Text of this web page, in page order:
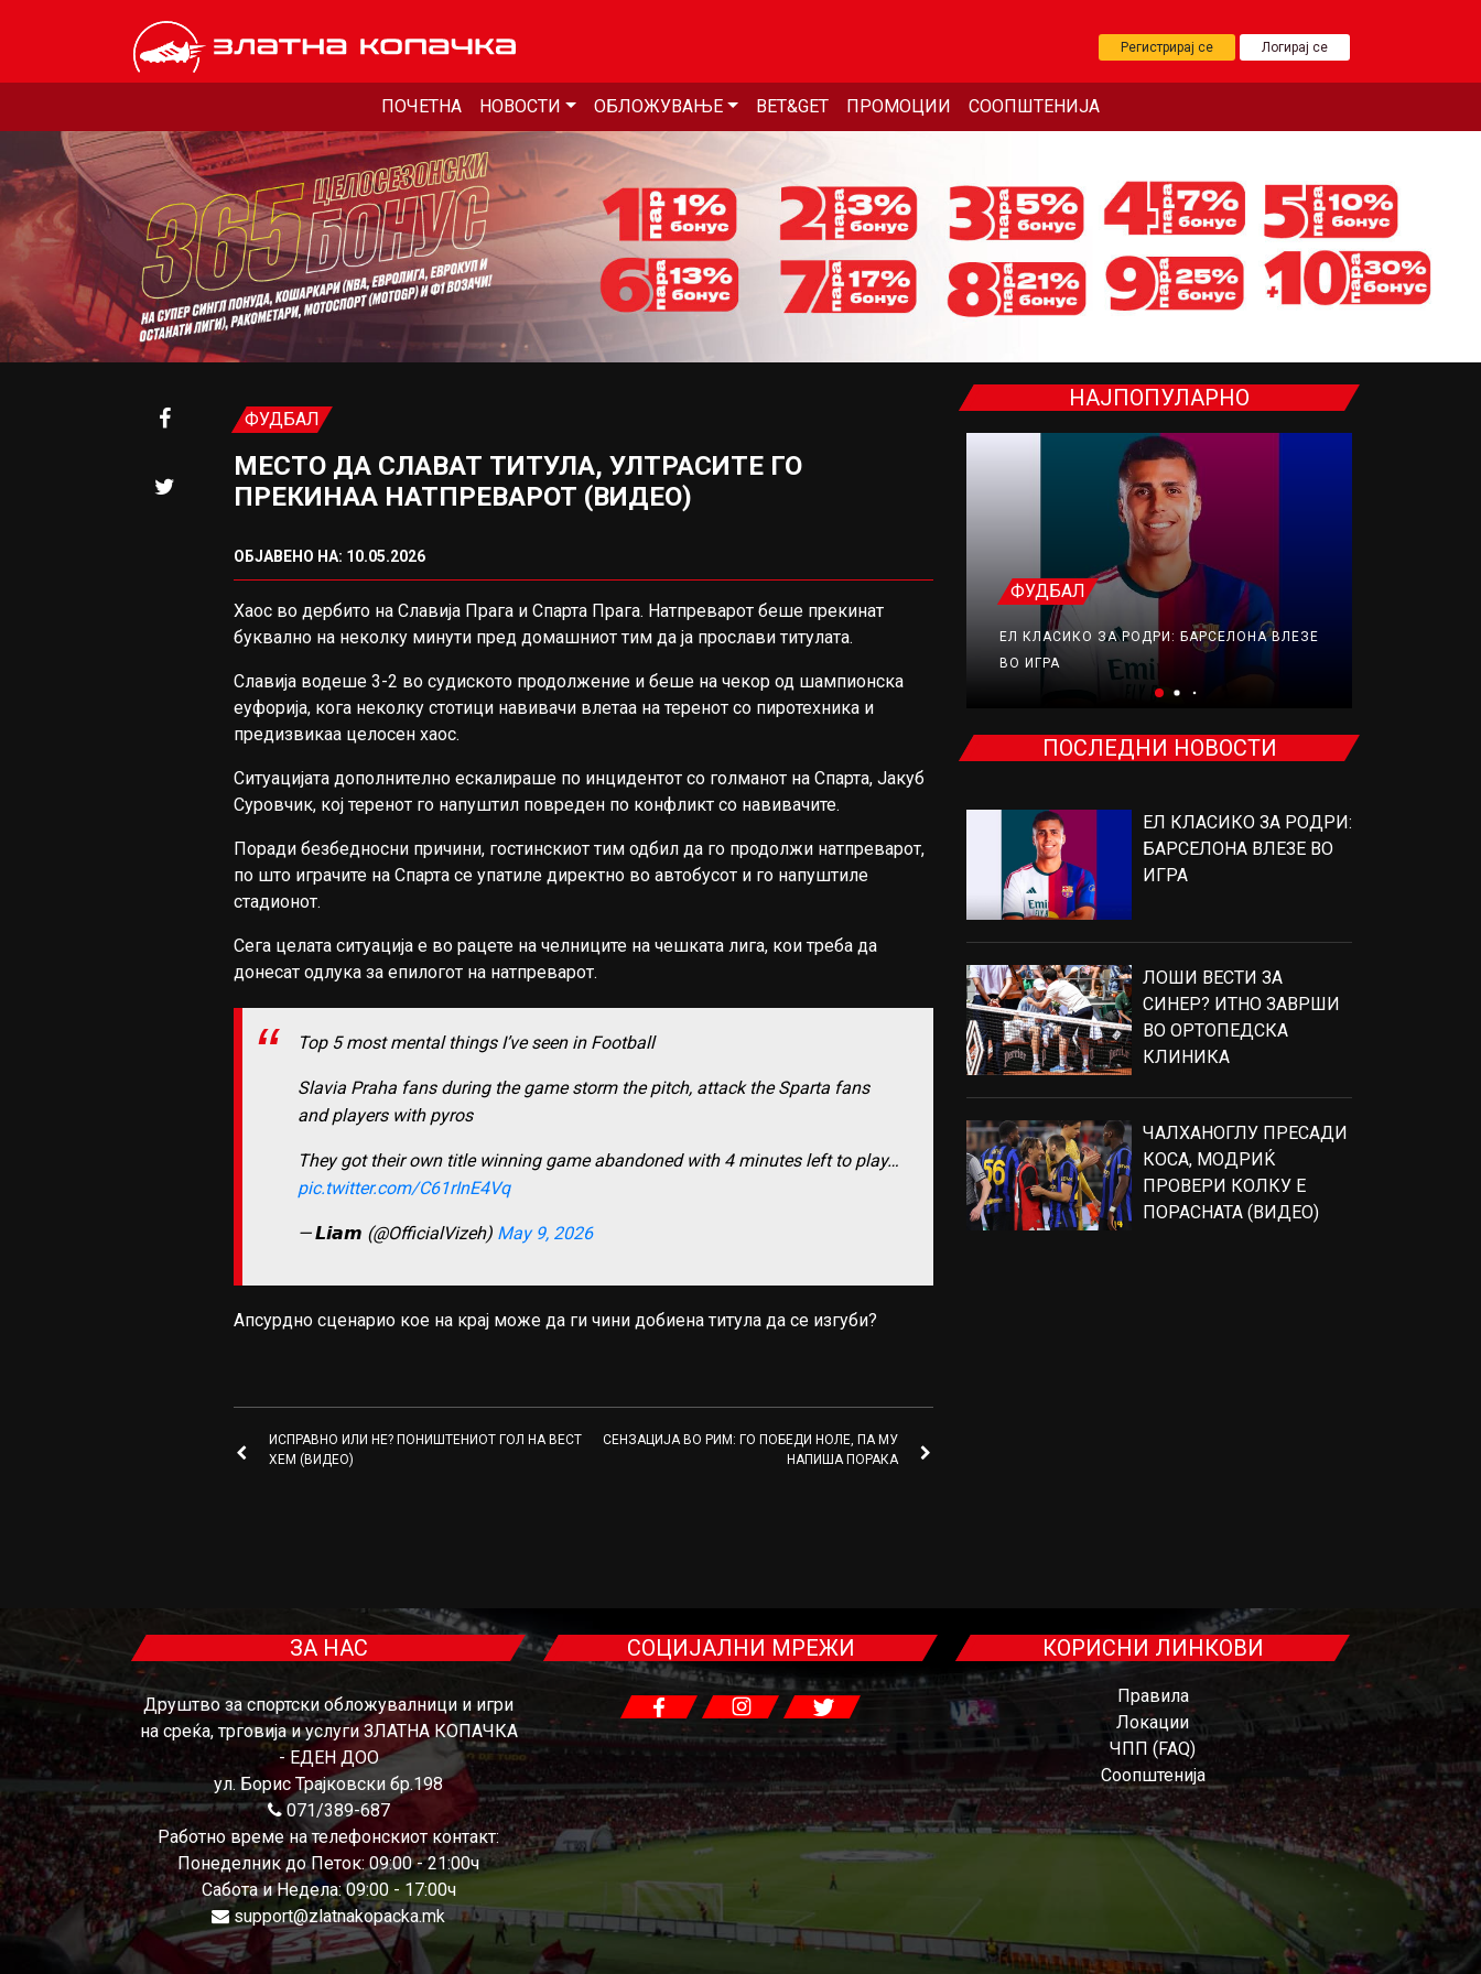
Регистрирај се Логирај се
ПОЧЕТНА НОВОСТИ ОБЛОЖУВАЊЕ BET&GET ПРОМОЦИИ СООПШТЕНИЈА
ФУДБАЛ
МЕСТО ДА СЛАВАТ ТИТУЛА, УЛТРАСИТЕ ГО
ПРЕКИНАА НАТПРЕВАРОТ (ВИДЕО)
ОБЈАВЕНО НА: 10.05.2026
Хаос во дербито на Славија Прага и Спарта Прага. Натпреварот беше прекинат
буквално на неколку минути пред домашниот тим да ја прослави титулата.
Славија водеше 3-2 во судиското продолжение и беше на чекор од шампионска
еуфорија, кога неколку стотици навивачи влетаа на теренот со пиротехника и
предизвикаа целосен хаос.
Ситуацијата дополнително ескалираше по инцидентот со голманот на Спарта, Јакуб
Суровчик, кој теренот го напуштил повреден по конфликт со навивачите.
Поради безбедносни причини, гостинскиот тим одбил да го продолжи натпреварот,
по што играчите на Спарта се упатиле директно во автобусот и го напуштиле
стадионот.
Сега целата ситуација е во рацете на челниците на чешката лига, кои треба да
донесат одлука за епилогот на натпреварот.
Top 5 most mental things I’ve seen in Football
Slavia Praha fans during the game storm the pitch, attack the Sparta fans
and players with pyros
They got their own title winning game abandoned with 4 minutes left to play…
pic.twitter.com/C61rInE4Vq
— 𝙇𝙞𝙖𝙢 (@OfficialVizeh) May 9, 2026
Апсурдно сценарио кое на крај може да ги чини добиена титула да се изгуби?
ИСПРАВНО ИЛИ НЕ? ПОНИШТЕНИОТ ГОЛ НА ВЕСТ
ХЕМ (ВИДЕО)
СЕНЗАЦИЈА ВО РИМ: ГО ПОБЕДИ НОЛЕ, ПА МУ
НАПИША ПОРАКА
НАЈПОПУЛАРНО
ЧАЛХАНОГЛУ ПРЕСАДИ КОСА, МОДРИЌ
ФУДБАЛ
ЕЛ КЛАСИКО ЗА РОДРИ: БАРСЕЛОНА ВЛЕЗЕ
ВО ИГРА
ПОСЛЕДНИ НОВОСТИ
ЕЛ КЛАСИКО ЗА РОДРИ:
БАРСЕЛОНА ВЛЕЗЕ ВО
ИГРА
ЛОШИ ВЕСТИ ЗА
СИНЕР? ИТНО ЗАВРШИ
ВО ОРТОПЕДСКА
КЛИНИКА
ЧАЛХАНОГЛУ ПРЕСАДИ
КОСА, МОДРИЌ
ПРОВЕРИ КОЛКУ Е
ПОРАСНАТА (ВИДЕО)
ЗА НАС
Друштво за спортски обложувалници и игри
на среќа, трговија и услуги ЗЛАТНА КОПАЧКА
- ЕДЕН ДОО
ул. Борис Трајковски бр.198
071/389-687
Работно време на телефонскиот контакт:
Понеделник до Петок: 09:00 - 21:00ч
Сабота и Недела: 09:00 - 17:00ч
support@zlatnakopacka.mk
СОЦИЈАЛНИ МРЕЖИ КОРИСНИ ЛИНКОВИ
Правила
Локации
ЧПП (FAQ)
Соопштенија